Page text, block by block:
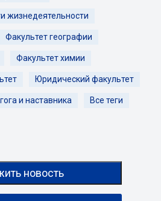
жизнедеятельности
Факультет географии
Факультет химии
Юридический факультет
и наставника Все теги
новость